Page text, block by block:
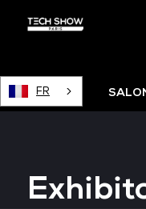
FR
Devops Live